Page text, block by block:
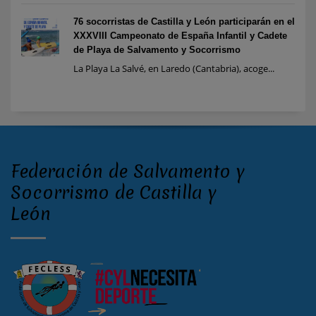
76 socorristas de Castilla y León participarán en el
XXXVIII Campeonato de España Infantil y Cadete
de Playa de Salvamento y Socorrismo
La Playa La Salvé, en Laredo (Cantabria), acoge...
Federación de Salvamento y
Socorrismo de Castilla y
León